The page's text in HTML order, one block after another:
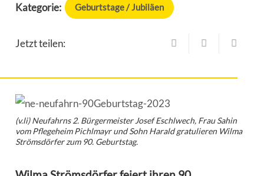
Kategorie: Geburtstage / Jubiläen
Jetzt teilen:
(v.li) Neufahrns 2. Bürgermeister Josef Eschlwech, Frau Sahin
vom Pflegeheim Pichlmayr und Sohn Harald gratulieren Wilma
Strömsdörfer zum 90. Geburtstag.